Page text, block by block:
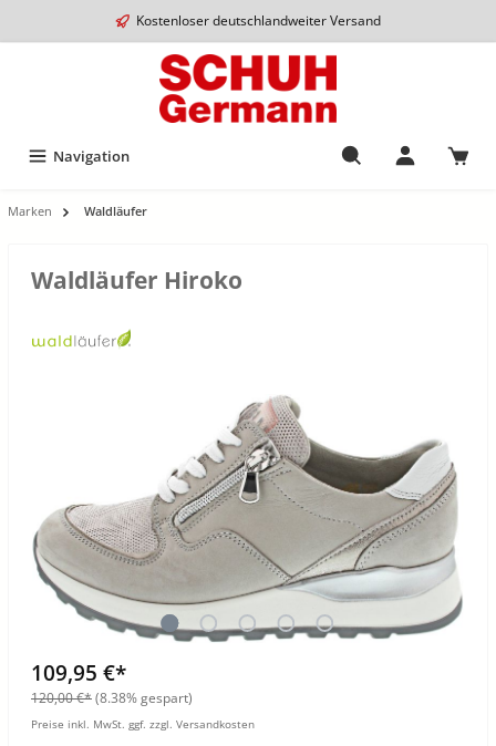
Kostenloser deutschlandweiter Versand
Navigation
Marken Waldläufer
Waldläufer Hiroko
109,95 €*
120,00 €*(8.38% gespart)
Preise inkl. MwSt. ggf. zzgl. Versandkosten